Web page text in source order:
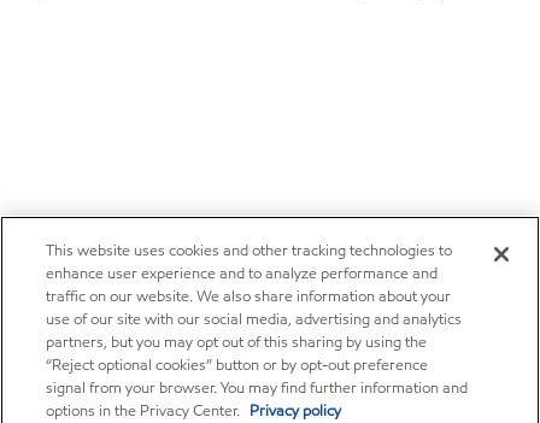
This website uses cookies and other tracking technologies to
enhance user experience and to analyze performance and
traffic on our website. We also share information about your
use of our site with our social media, advertising and analytics
partners, but you may opt out of this sharing by using the
“Reject optional cookies” button or by opt-out preference
signal from your browser. You may find further information and
options in the Privacy Center. Privacy policy